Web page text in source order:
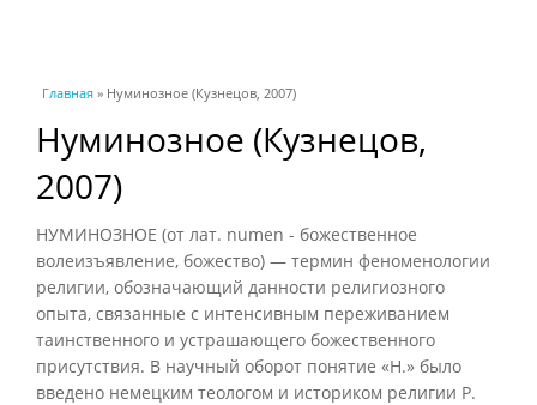
Вы здесь
Главная » Нуминозное (Кузнецов, 2007)
Нуминозное (Кузнецов,
2007)
НУМИНОЗНОЕ (от лат. numen - божественное
волеизъявление, божество) — термин феноменологии
религии, обозначающий данности религиозного
опыта, связанные с интенсивным переживанием
таинственного и устрашающего божественного
присутствия. В научный оборот понятие «Н.» было
введено немецким теологом и историком религии Р.